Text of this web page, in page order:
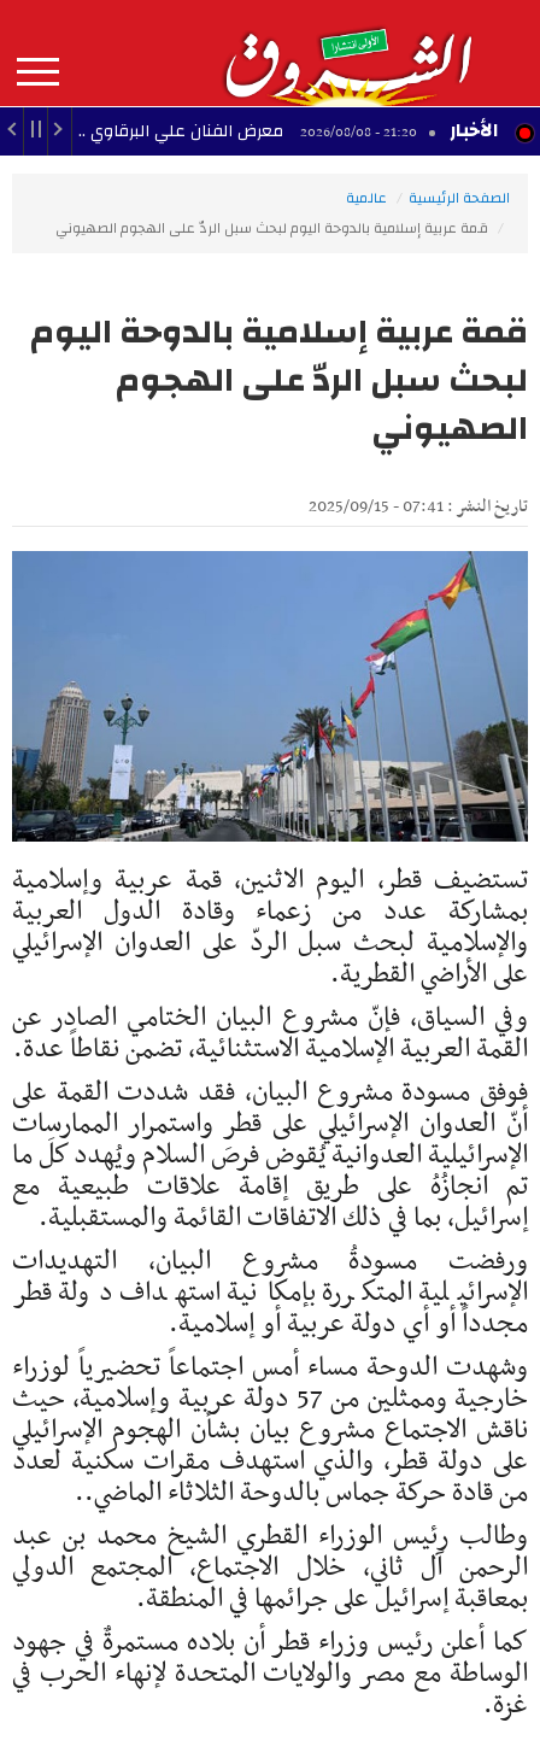
contenu
principal
MAIN
NAVIGATION الأخبار
21:20 - 2026/08/08 معرض الفنان علي البرقاوي .. المنستير بين البحر
الصفحة الرئيسية
عالمية
قمة عربية إسلامية بالدوحة اليوم لبحث سبل الردّ على الهجوم الصهيوني
قمة عربية إسلامية بالدوحة اليوم
لبحث سبل الردّ على الهجوم
الصهيوني
تاريخ النشر : 07:41 - 2025/09/15
تستضيف قطر، اليوم الاثنين، قمة عربية وإسلامية
بمشاركة عدد من زعماء وقادة الدول العربية
والإسلامية لبحث سبل الردّ على العدوان الإسرائيلي
على الأراضي القطرية.
وفي السياق، فإنّ مشروع البيان الختامي الصادر عن
القمة العربية الإسلامية الاستثنائية، تضمن نقاطاً عدة.
فوفق مسودة مشروع البيان، فقد شددت القمة على
أنّ العدوان الإسرائيلي على قطر واستمرار الممارسات
الإسرائيلية العدوانية يُقوض فرصَ السلام ويُهدد كلَ ما
تم انجازُهُ على طريق إقامة علاقات طبيعية مع
إسرائيل، بما في ذلك الاتفاقات القائمة والمستقبلية.
ورفضت مسودةُ مشروع البيان، التهديدات
الإسرائيلية المتكررة بإمكانية استهداف دولة قطر
مجدداً أو أي دولة عربية أو إسلامية.
وشهدت الدوحة مساء أمس اجتماعاً تحضيرياً لوزراء
خارجية وممثلين من 57 دولة عربية وإسلامية، حيث
ناقش الاجتماع مشروع بيان بشأن الهجوم الإسرائيلي
على دولة قطر، والذي استهدف مقرات سكنية لعدد
من قادة حركة جماس بالدوحة الثلاثاء الماضي..
وطالب رئيس الوزراء القطري الشيخ محمد بن عبد
الرحمن آل ثاني، خلال الاجتماع، المجتمع الدولي
بمعاقبة إسرائيل على جرائمها في المنطقة.
كما أعلن رئيس وزراء قطر أن بلاده مستمرةٌ في جهود
الوساطة مع مصر والولايات المتحدة لإنهاء الحرب في
غزة.